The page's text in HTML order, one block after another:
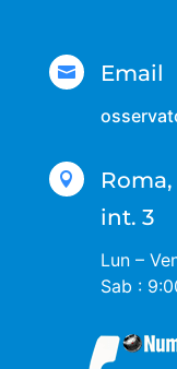
 Email

Roma,
int. 3
Lun –
Sab :